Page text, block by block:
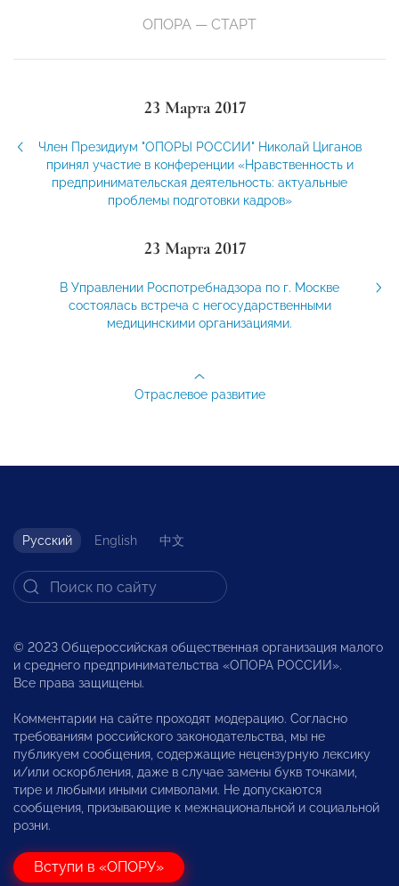
ОПОРА — СТАРТ
23 Марта 2017
Член Президиум "ОПОРЫ РОССИИ" Николай Циганов
принял участие в конференции «Нравственность и
предпринимательская деятельность: актуальные
проблемы подготовки кадров»
23 Марта 2017
В Управлении Роспотребнадзора по г. Москве
состоялась встреча с негосударственными
медицинскими организациями.
Отраслевое развитие
Русский English 中文
© 2023 Общероссийская общественная организация малого
и среднего предпринимательства «ОПОРА РОССИИ».
Все права защищены.
Комментарии на сайте проходят модерацию. Согласно
требованиям российского законодательства, мы не
публикуем сообщения, содержащие нецензурную лексику
и/или оскорбления, даже в случае замены букв точками,
тире и любыми иными символами. Не допускаются
сообщения, призывающие к межнациональной и социальной
розни.
Вступи в «ОПОРУ»